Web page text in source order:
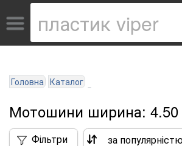
Головна Каталог
Мотошини ширина: 4.50
Фільтри